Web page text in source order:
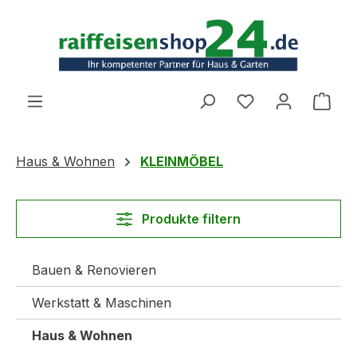
Haus & Wohnen KLEINMÖBEL
Produkte filtern
Bauen & Renovieren
Werkstatt & Maschinen
Haus & Wohnen